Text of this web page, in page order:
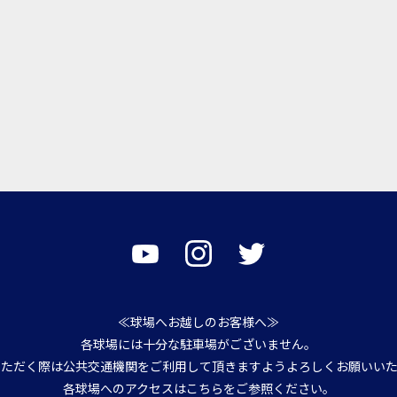
≪球場へお越しのお客様へ≫
各球場には十分な駐車場がございません。
だく際は公共交通機関をご利用して頂きますようよろしくお願いい
各球場へのアクセスはこちらをご参照ください。